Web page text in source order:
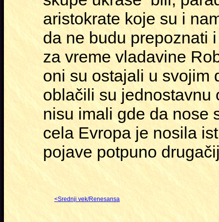
aristokrate koje su i
da ne budu prepoznati
za vreme vladavine
oni su ostajali u svojim
oblačili su jednostavnu
nisu imali gde da nose
cela Evropa je nosila
pojave potpuno
<Srednji vek/Renesansa